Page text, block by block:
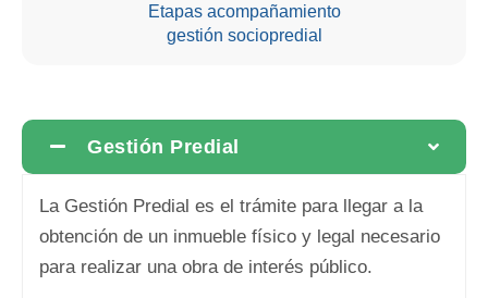
Etapas acompañamiento
gestión sociopredial
Gestión Predial
La Gestión Predial es el trámite para llegar a la
obtención de un inmueble físico y legal necesario
para realizar una obra de interés público.